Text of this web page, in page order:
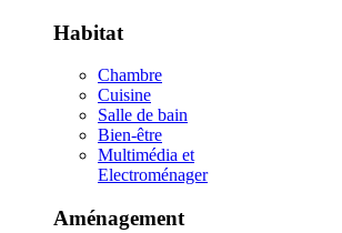
Habitat
Chambre
Cuisine
Salle de bain
Bien-être
Multimédia et
Electroménager
Aménagement